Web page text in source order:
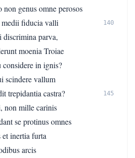
non genus omne perosos
medii fiducia valli
140
discrimina parva,
moenia Troiae
in ignis?
scindere vallum
trepidantia castra?
145
non mille carinis
se protinus omnes
et inertia furta
arcis